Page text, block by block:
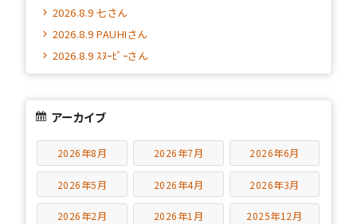
2026.8.9 七さん
2026.8.9 PAUHIさん
2026.8.9 ｽﾇｰﾋﾟｰさん
アーカイブ
2026年8月 2026年7月 2026年6月
2026年5月 2026年4月 2026年3月
2026年2月 2026年1月 2025年12月